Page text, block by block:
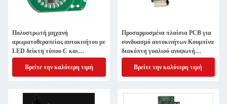
Πολυστρωτή μηχανή
αρωματοθεραπείας αυτοκινήτου με
LED δείκτη τύπου C και
λειτουργία κατά της ανατροπής
Βρείτε την καλύτερη τιμή
Προσαρμοσμένα πλαίσια PCB για
συνδυασμό αυτοκινήτων Κουμπίνα
διακόπτη γυαλιού ανυψωτή
διακόπτη ηλεκτρικής ενέργειας
Κλειδί παράθυρο αριστερό
μπροστινό κύριο κουμπί οδήγησης
Βρείτε την καλύτερη τιμή